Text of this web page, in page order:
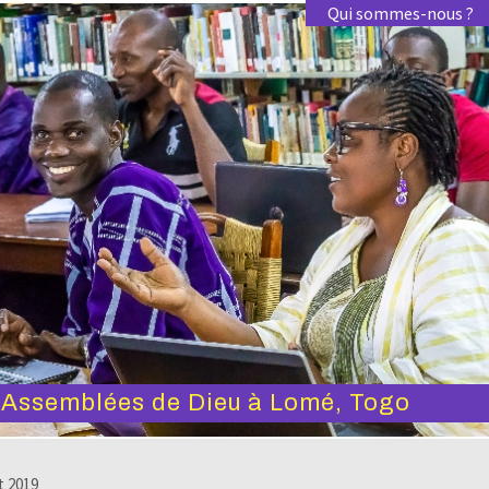
Qui sommes-nous ?
de Dieu à Lomé, Togo
2019